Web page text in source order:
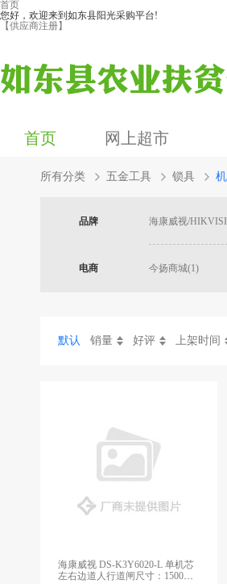
首页
您好，欢迎来到如东县阳光采购平台!
【供应商注册】
首页 网上超市
所有分类 五金工具 锁具
品牌 海康威视/
电商 今扬商城(1)
默认 销量 好评 上架时间
海康威视 DS-K3Y6020-L 单机芯
左右边道人行道闸尺寸：1500mm